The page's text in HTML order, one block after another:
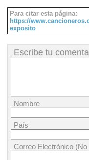
Para citar esta página:
https://
exposito
Escribe tu
Nombre
País
Correo Electrónico (No